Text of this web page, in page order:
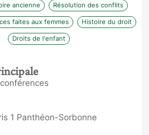
ancienne Résolution des conflits
faites aux femmes Histoire du droit
Droits de l'enfant
1 Panthéon-Sorbonne